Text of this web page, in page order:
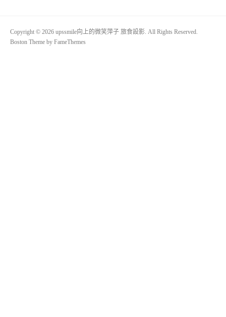
Copyright © 2026 upssmile向上的微笑萍子 旅食設影. All Rights Reserved.
Boston Theme by FameThemes